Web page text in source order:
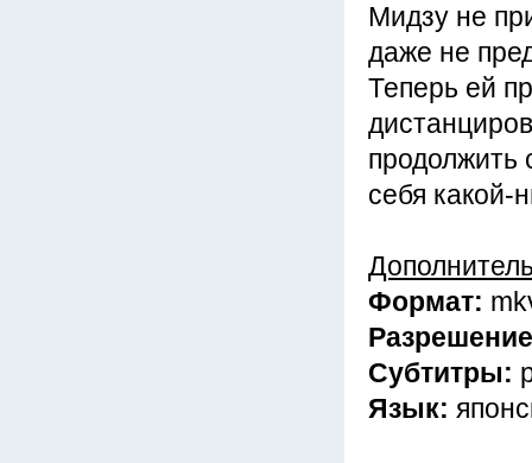
Мидзу не
даже не
Теперь ей
себя какой-
Формат:
Субтитры:
Язык: